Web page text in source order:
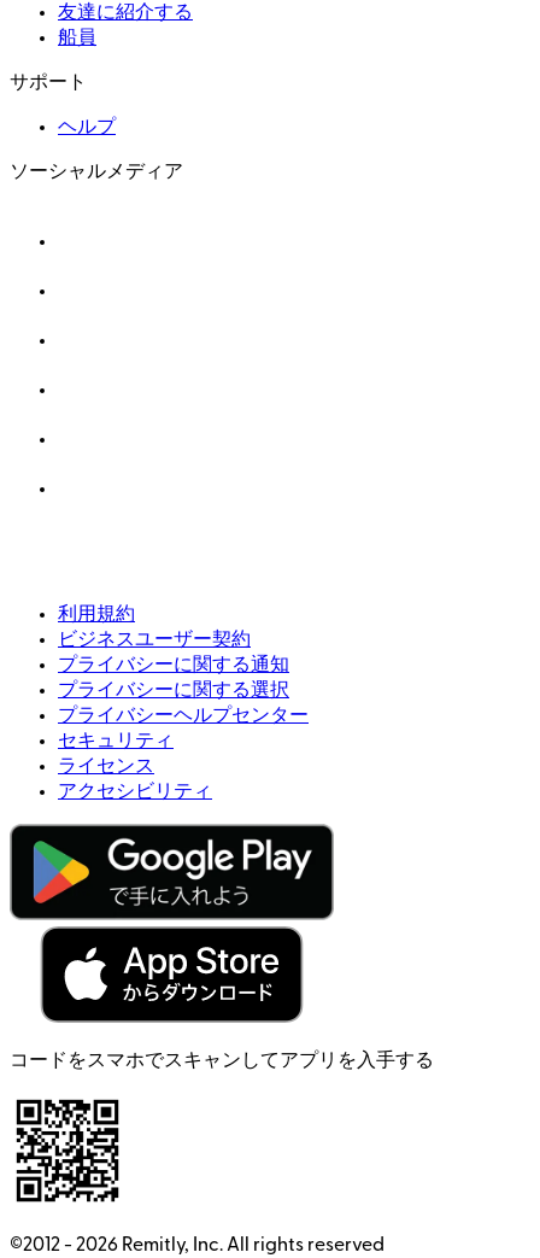
友達に紹介する
船員
サポート
ヘルプ
ソーシャルメディア
利用規約
ビジネスユーザー契約
プライバシーに関する通知
プライバシーに関する選択
プライバシーヘルプセンター
セキュリティ
ライセンス
アクセシビリティ
コードをスマホでスキャンしてアプリを入手する
©2012 - 2026 Remitly, Inc. All rights reserved